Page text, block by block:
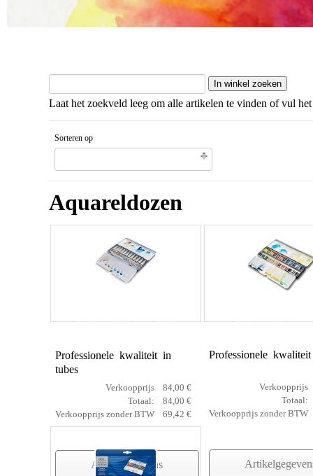
Laat het zoekveld leeg om alle artikelen te vinden of vul
Sorteren op
Aquareldozen
Winsor metal box tubes
Professionele kwaliteit in
tubes
Verkoopprijs
84,00 €
Totaal:
84,00 €
Verkoopprijs zonder BTW
69,42 €
Artikelgegevens
Winsor metal
Professionele kwaliteit
Verkoopprijs
Totaal:
Verkoopprijs zonder BTW